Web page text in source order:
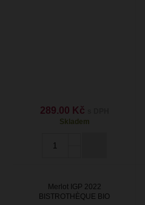
289.00 Kč
Skladem
Merlot IGP 2022
BISTROTHÈQUE BIO